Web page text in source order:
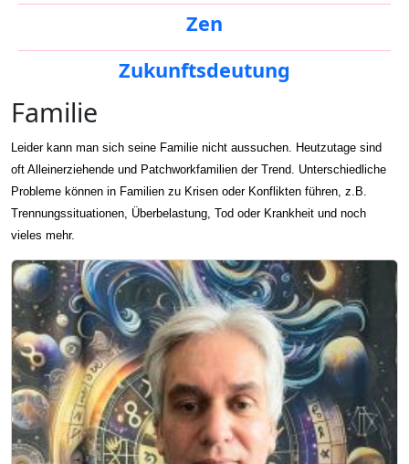
Zen
Zukunftsdeutung
Familie
Leider kann man sich seine Familie nicht aussuchen. Heutzutage sind
oft Alleinerziehende und Patchworkfamilien der Trend. Unterschiedliche
Probleme können in Familien zu Krisen oder Konflikten führen, z.B.
Trennungssituationen, Überbelastung, Tod oder Krankheit und noch
vieles mehr.